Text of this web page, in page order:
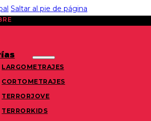
Saltar al pie de página
LARGOMETRAJES
CORTOMETRAJES
TERRORJOVE
TERRORKIDS